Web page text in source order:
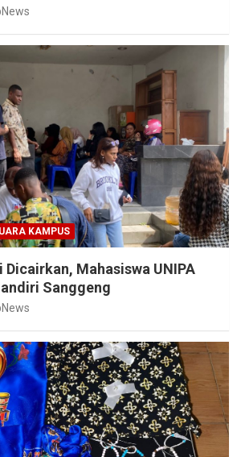
KAMPUS
Dicairkan, Mahasiswa UNIPA
Sanggeng